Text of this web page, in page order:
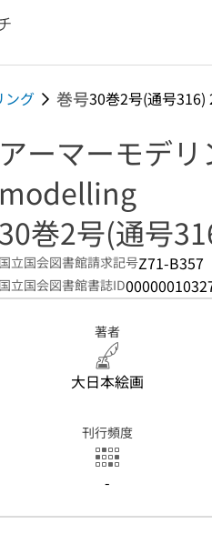
ング 巻号30巻2号(通号316)
アーマーモデ
modelling
30巻2号(通号
国立国会図書館請求記号Z71-B357
国立国会図書館書誌ID
著者
大日本絵画
刊行頻度
-